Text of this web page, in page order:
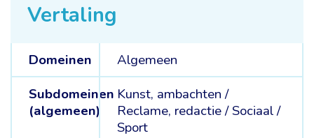
Vertaling
Domeinen
Algemeen
Subdomeinen
(algemeen)
Kunst, ambachten /
Reclame, redactie /Sociaal /
Sport